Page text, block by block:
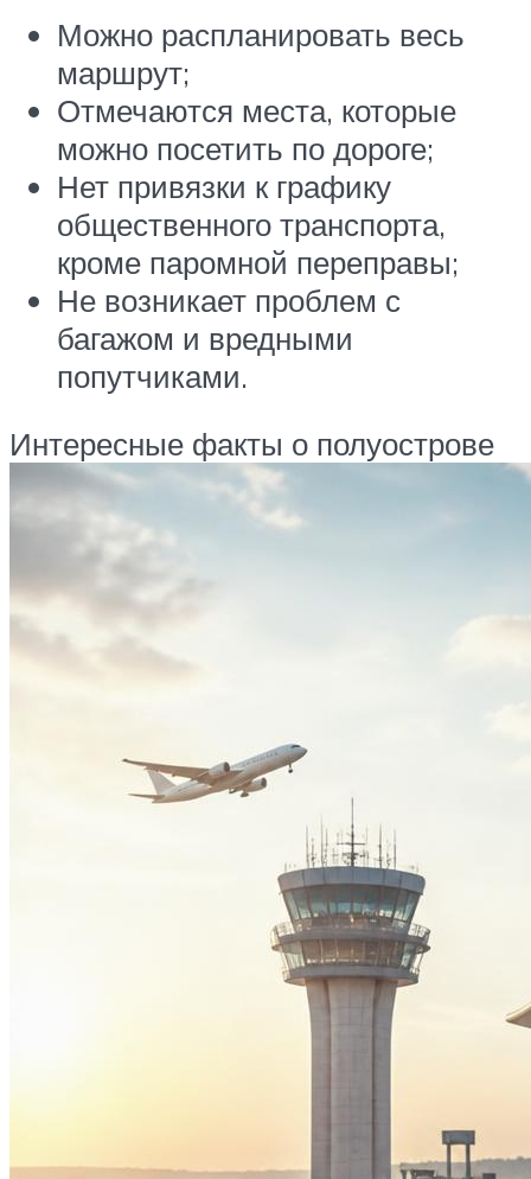
Можно распланировать весь
маршрут;
Отмечаются места, которые
можно посетить по дороге;
Нет привязки к графику
общественного транспорта,
кроме паромной переправы;
Не возникает проблем с
багажом и вредными
попутчиками.
Интересные факты о полуострове